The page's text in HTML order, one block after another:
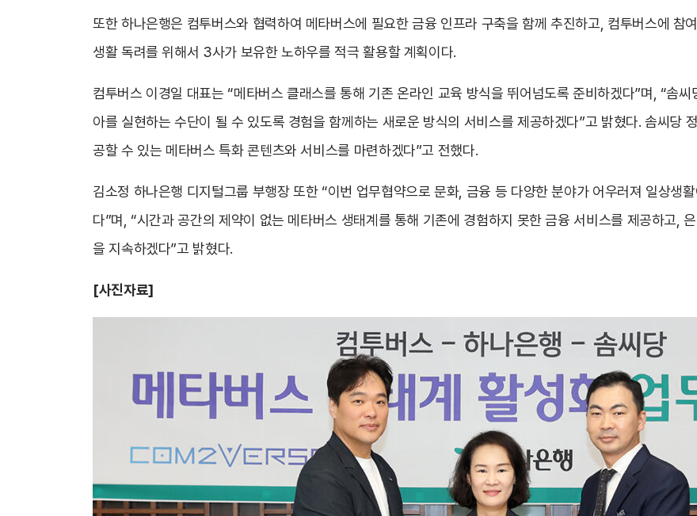
또한 하나은행은 컴투버스와 협력하여 메타버스에 필요한 금융 인프라 구축을 함께 추진하고, 컴투버스에 참
생활 독려를 위해서 3사가 보유한 노하우를 적극 활용할 계획이다.
컴투버스 이경일 대표는 “메타버스 클래스를 통해 기존 온라인 교육 방식을 뛰어넘도록 준비하겠다”며, “솜
아를 실현하는 수단이 될 수 있도록 경험을 함께하는 새로운 방식의 서비스를 제공하겠다”고 밝혔다. 솜씨당
공할 수 있는 메타버스 특화 콘텐츠와 서비스를 마련하겠다”고 전했다.
김소정 하나은행 디지털그룹 부행장 또한 “이번 업무협약으로 문화, 금융 등 다양한 분야가 어우러져 일상생
다”며, “시간과 공간의 제약이 없는 메타버스 생태계를 통해 기존에 경험하지 못한 금융 서비스를 제공하고,
을 지속하겠다”고 밝혔다.
[사진자료]